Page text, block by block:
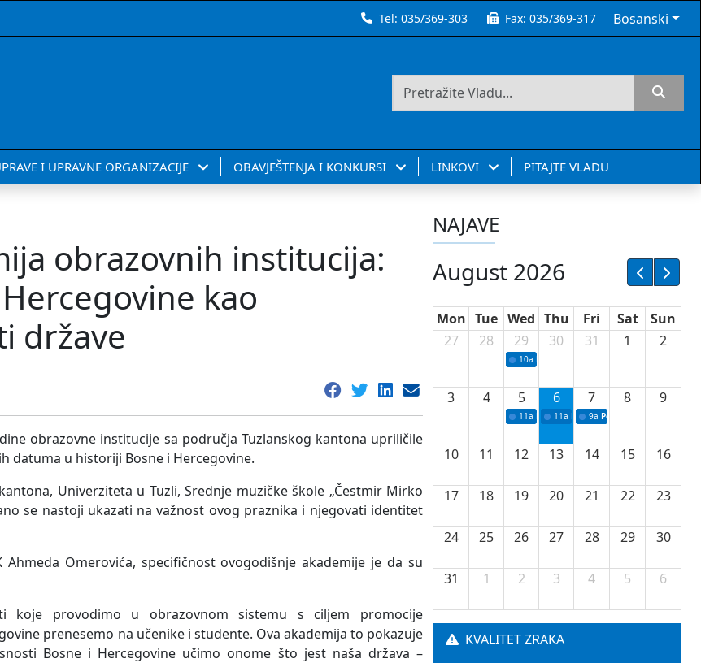
Tel:035/369-303 Fax:035/369-317 Bosanski
I UPRAVNE ORGANIZACIJE OBAVJEŠTENJA I KONKURSI LINKOVI PITAJTE VLADU
obrazovnih institucija:
kao
države
obrazovne institucije sa područja Tuzlanskog kantona upriličile
datuma u historiji Bosne i Hercegovine.
Univerziteta u Tuzli, Srednje muzičke škole „Čestmir Mirko
se nastoji ukazati na važnost ovog praznika i njegovati identitet
Omerovića, specifičnost ovogodišnje akademije je da su
provodimo u obrazovnom sistemu s ciljem promocije
prenesemo na učenike i studente. Ova akademija to pokazuje
Bosne i Hercegovine učimo onome što jest naša država –
NAJAVE
August 2026
Mon Tue Wed Thu Fri Sat
Sun
27
28 29
10a Potpisivanje ugovora sa neprofitnim
30 31 1 2
3 4 5
11a Potpisivanje ugovora o stipendijama
6
11a Podrška razvoju vodne
7
9a Početak izgradnje nove
8 9
10 11 12 13 14 15 16
17 18 19 20 21 22 23
24 25 26 27 28 29 30
31 1 2 3 4 5 6
KVALITET ZRAKA